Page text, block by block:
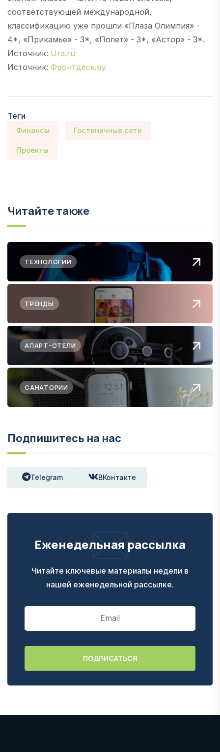
соответствующей международной,
классификацию уже прошли «Плаза Олимпия» -
4*, «Прикамье» - 3*, «Полет» - 3*, «Астор» - 3*.
Источник: Ura.ru
Источник: Фронтдеск.ру
Теги
Финансы Гостиничные сети
Проекты
Читайте также
ТЕХНОЛОГИИ
ТРЕНДЫ
АПАРТ-ОТЕЛИ
САНАТОРИИ
Подпишитесь на нас
Telegram ВКонтакте
Еженедельная рассылка
Читайте ключевые материалы недели в
нашей еженедельной рассылке.